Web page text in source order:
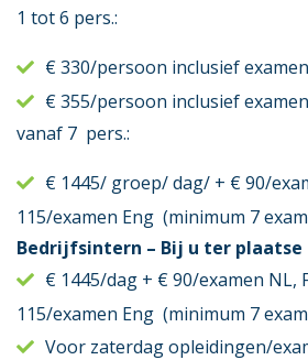
1 tot 6 pers.:
€ 330/persoon inclusief
€ 355/persoon inclusief
vanaf 7 pers.:
€ 1445/ groep/ dag/ + € 90/
115/examen Eng (minimum 7
Bedrijfsintern – Bij u ter plaatse
€ 1445/dag + € 90/examen NL,
115/examen Eng (minimum 7
Voor zaterdag opleidingen/